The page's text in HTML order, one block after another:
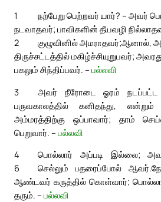
1
நற்பேறு பெற்றவர் யார்? – அவர்
நடவாதவர்; பாவிகளின் தீயவழி
குழுவினில் அமராதவர்;
2
ஆனால்,
திருச்சட்டத்தில் மகிழ்ச்சியுறுபவர்;
பகலும் சிந்திப்பவர். – பல்லவி
3
அவர் நீரோடை ஓரம் நடப்பட்ட
பருவகாலத்தில் கனிதந்து, என்றும்
அம்மரத்திற்கு ஒப்பாவார்; தாம்
பெறுவார். – பல்லவி
4
பொல்லார் அப்படி இல்லை;
செல்லும் பதரைப்போல் ஆவர்.
6
ஆண்டவர் கருத்தில் கொள்வார்;
தரும். – பல்லவி